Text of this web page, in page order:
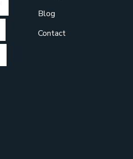
Blog
Contact